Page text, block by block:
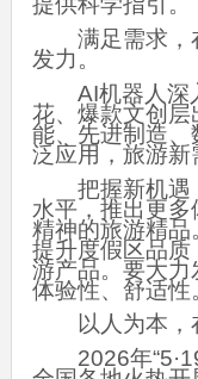
满足需求，
发力。
AI机器人深
花、爆款文创
能、先进制造
泛应用，旅游新
把握新机遇
水平，推出更
精神的旅游精品
提升度假区品
游产品。要大
体验性、舒适性
以人为本，
2026年